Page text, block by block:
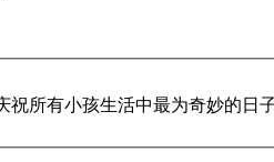
祝所有小孩生活中最为奇妙的日